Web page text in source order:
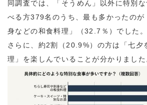
同調査では、「そうめん」以外に特別
べる方379名のうち、最も多かったのが
身などの和食料理」（32.7％）でした。
さらに、約2割（20.9%）の方は「七夕
理」を楽しんでいることが分かりました